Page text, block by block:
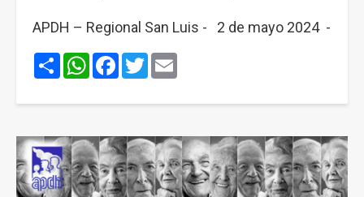
APDH – Regional San Luis - 2 de mayo 2024 -
ShareWhatsApp
Facebook
Twitter